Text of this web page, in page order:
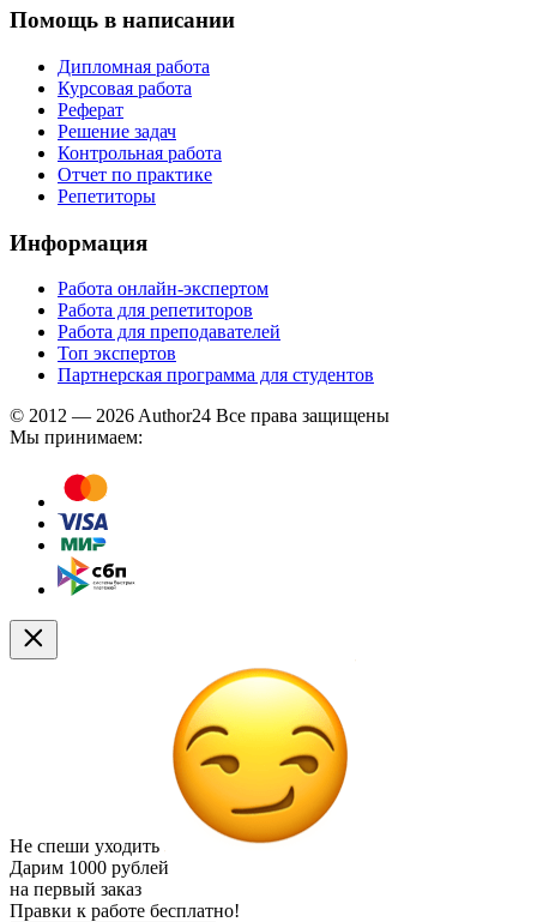
Помощь в написании
Дипломная работа
Курсовая работа
Реферат
Решение задач
Контрольная работа
Отчет по практике
Репетиторы
Информация
Работа онлайн-экспертом
Работа для репетиторов
Работа для преподавателей
Топ экспертов
Партнерская программа для студентов
© 2012 — 2026 Author24 Все права защищены
Мы принимаем:
Не спеши уходить
Дарим 1000 рублей
на первый заказ
Правки к работе бесплатно!